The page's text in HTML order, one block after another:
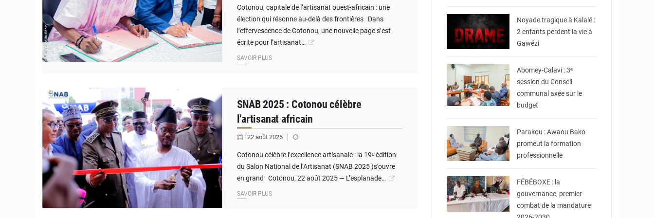
Cotonou, capitale de l’artisanat ouest-africain : une
élection qui résonne au-delà des frontières Dans
l’effervescence de Cotonou, une nouvelle page s’est
écrite pour l’artisanat…
SAVOIR PLUS
SNAB 2025 : Cotonou célèbre
l’artisanat africain
22 août 2025
Cotonou célèbre l’excellence artisanale : la 19ᵉ édition
du Salon National de l’Artisanat (SNAB 2025 )s’ouvre
en grand Cotonou, 22 août 2025 — L’esplanade…
SAVOIR PLUS
Noyade tragique à Kalalé :
2 enfants perdent la vie à
Gawézi
© Mairie d'Abomey-
Abomey-Calavi : 3ᵉ
session du Conseil
communal axée sur le
budget
Parakou : Awaou Bako
promeut la formation
professionnelle
FÉBÉBOXE : la
gouvernance, premier
combat de la mandature
© Ministère du Cadre
de Vie et des